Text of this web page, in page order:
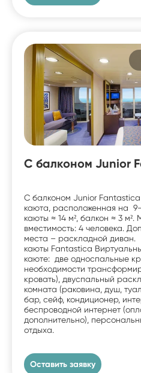
С балконом Junior
С балконом Junior Fantastica
каюта, расположенная на
каюты ≈ 14 м², балкон ≈ 3 м².
вместимость: 4 человека.
места – раскладной диван.
каюты Fantastica
каюте: две односпальные
необходимости
кровать), двуспальный
комната (раковина, душ,
бар, сейф, кондиционер,
беспроводной интернет
дополнительно),
отдыха.
Оставить заявку